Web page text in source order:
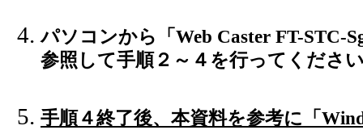
パソコンから「Web Caster FT-STC-
参照して手順２～４を行ってくださ
手順４終了後、本資料を参考に「